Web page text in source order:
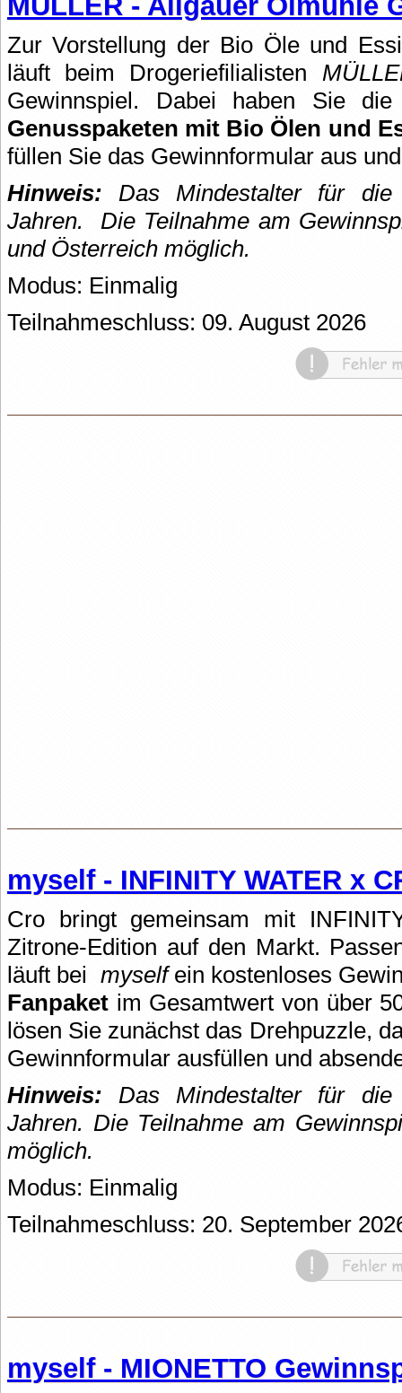
Zur Vorstellung der Bio Öle und
läuft beim Drogeriefilialisten
Gewinnspiel. Dabei haben Sie
Genusspaketen mit Bio Ölen und
füllen Sie das Gewinnformular aus
Hinweis: Das Mindestalter für
Jahren.
Die Teilnahme am
und Österreich möglich.
Modus: Einmalig
Teilnahmeschluss: 09. August 2026
myself - INFINITY WATER x
Cro bringt gemeinsam mit
Zitrone-Edition auf den Markt.
läuft bei myselfein kostenloses
Fanpaket im Gesamtwert von über
lösen Sie zunächst das Drehpuzzle,
Gewinnformular ausfüllen und
Hinweis:
Das Mindestalter für
Jahren. Die Teilnahme am
möglich.
Modus: Einmalig
Teilnahmeschluss: 20. September
myself - MIONETTO